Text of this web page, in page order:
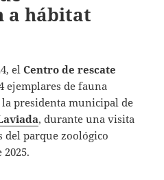
a hábitat
elCentro de rescate
ejemplares de fauna
presidenta municipal de
, durante una visita
del parque zoológico